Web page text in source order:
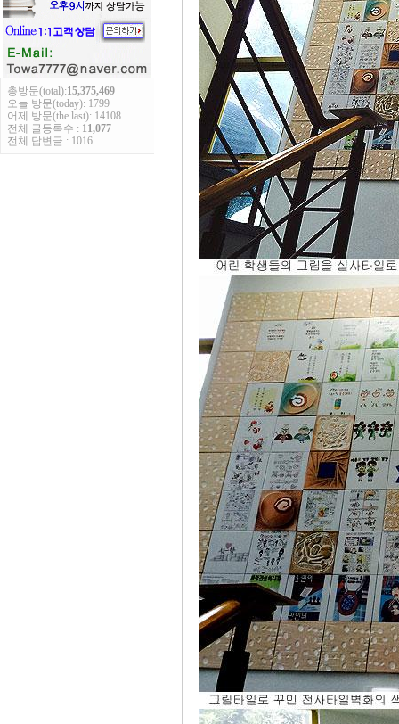
총방문(total):15,375,469
오늘 방문(today): 1799
어제 방문(the last): 14108
전체 글등록수 : 11,077
전체 답변글 : 1016